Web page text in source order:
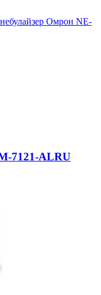
Омрон NE-
7121-ALRU